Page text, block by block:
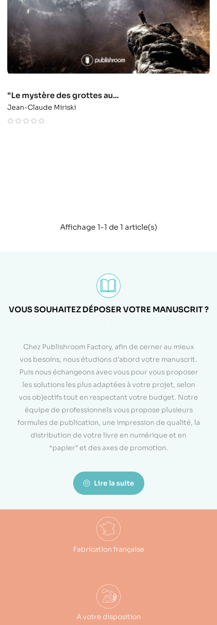
"Le mystère des grottes au...
Jean-Claude Miriski
Affichage 1-1 de 1 article(s)
VOUS SOUHAITEZ DÉPOSER VOTRE MANUSCRIT ?
Chez Publishroom Factory, afin de cerner au mieux
vos besoins, nous étudions d’abord votre manuscrit.
Puis nous échangeons avec vous pour vous proposer
les solutions les plus adaptées à votre projet, selon
vos objectifs tout en respectant votre budget. Notre
équipe de professionnels vous propose plusieurs
formules de publication, une impression de qualité, la
distribution de votre livre en numérique et en
“papier” et des axes de promotion.
Lire la suite
Fabrication française
A votre disposition